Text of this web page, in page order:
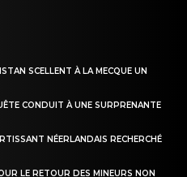
SCELLENT À LA MECQUE UN
CONDUIT À UNE SURPRENANTE
NÉERLANDAIS RECHERCHÉ
LE RETOUR DES MINEURS NON